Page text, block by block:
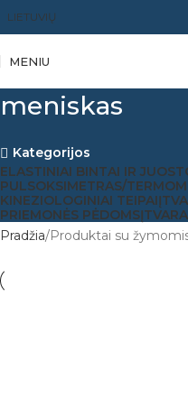
LIETUVIŲ
MENIU
meniskas
Kategorijos
ELASTINIAI BINTAI IR
PULSOKSIMETRAS/
KINEZIOLOGINIAI TEIPAI
PRIEMONĖS PĖDOMS
Pradžia Produktai su